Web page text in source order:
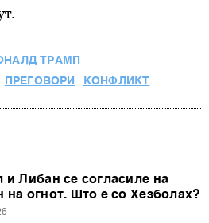
ТРАМП
ПРЕГОВОРИ КОНФЛИКТ
и Либан се согласиле на
на огнот. Што е со Хезболах?